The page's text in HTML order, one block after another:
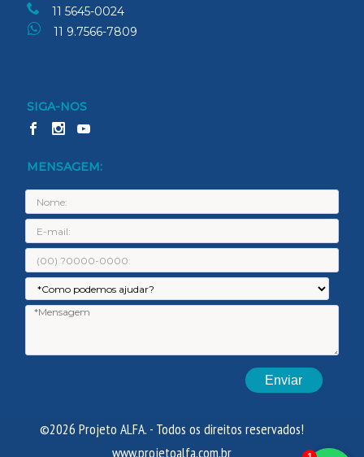
11 5645-0024
11 9.7566-7809
SIGA-NOS
MENSAGEM:
Nome:
E-
mail:
Telefone:
Assunto:
©2026 Projeto ALFA. - Todos os direitos reservados!
www.projetoalfa.com.br